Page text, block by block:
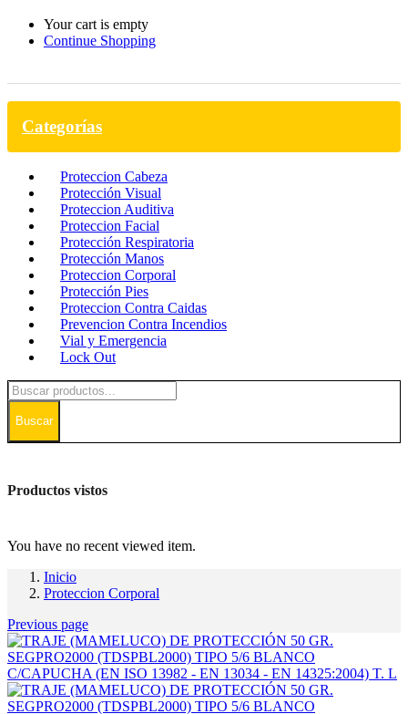
Your cart is empty
Continue Shopping
Categorías
Proteccion Cabeza
Protección Visual
Proteccion Auditiva
Proteccion Facial
Protección Respiratoria
Protección Manos
Proteccion Corporal
Protección Pies
Proteccion Contra Caidas
Prevencion Contra Incendios
Vial y Emergencia
Lock Out
Buscar
Productos vistos
You have no recent viewed item.
Inicio
Proteccion Corporal
Previous page